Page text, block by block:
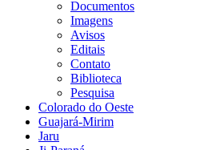
Documentos
Imagens
Avisos
Editais
Contato
Biblioteca
Pesquisa
Colorado do Oeste
Guajará-Mirim
Jaru